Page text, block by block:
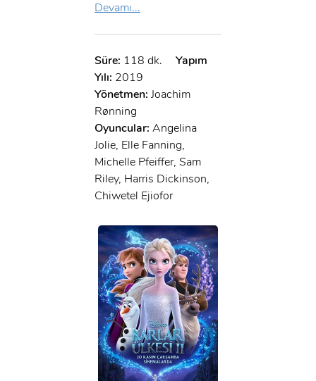
Devamı...
Süre: 118 dk.
Yapım
Yılı: 2019
Yönetmen: Joachim
Rønning
Oyuncular: Angelina
Jolie, Elle Fanning,
Michelle Pfeiffer, Sam
Riley, Harris Dickinson,
Chiwetel Ejiofor